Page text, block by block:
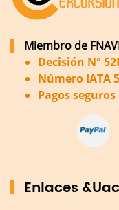
Miembro de
Decisión N°
Número IATA
Pagos seguros
Enlaces